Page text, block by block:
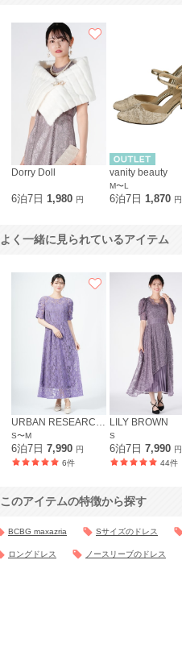
Dorry Doll
6泊7日 1,980 円
vanity beauty
M〜L
6泊7日1,870 円
よく一緒に見られているアイテム
URBAN RESEARCH ROSSO
S〜M
6泊7日 7,990 円
6件
LILY BROWN
S
6泊7日7,990 円
44件
このアイテムの特徴から探す
BCBG maxazria Sサイズのドレス
ロングドレス ノースリーブのドレス